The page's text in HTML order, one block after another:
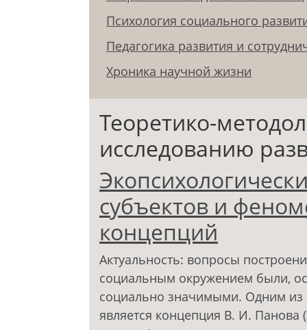
Психология социального
Педагогика развития и
Хроника научной жизни
Теоретико-
исследованию
субъектов и
концепций
Актуальность: вопросы
социальным окружением были,
социально значимыми. Одним из
является концепция В. И. Панова